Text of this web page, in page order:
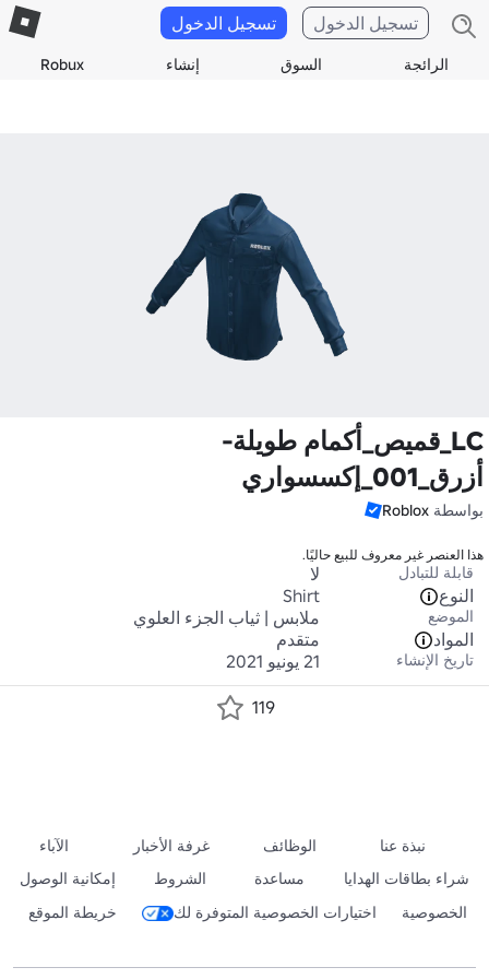
الرائجة السوق إنشاء Robux
تسجيل الدخول تسجيل الدخول
LC_قميص_أكمام طويلة-
أزرق_001_إكسسواري
بواسطة Roblox
هذا العنصر غير معروف للبيع حاليًا.
قابلة للتبادل
لا
النوع
Shirt
الموضع
ملابس | ثياب الجزء العلوي
المواد
متقدم
تاريخ الإنشاء 21 يونيو 2021
119
نبذة عنا الوظائف غرفة الأخبار
الآباء
شراء بطاقات الهدايا
مساعدة الشروط
إمكانية الوصول
الخصوصية
اختيارات الخصوصية المتوفرة لك خريطة الموقع